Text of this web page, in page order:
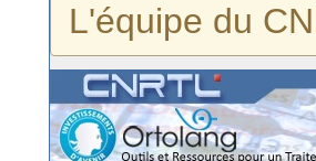
L'équipe du